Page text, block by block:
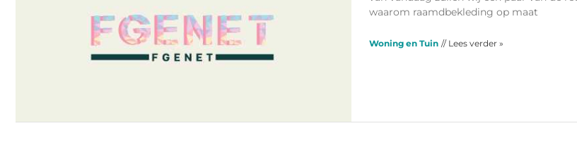
waarom raamdbekleding op maat
Woning en Tuin // Lees verder »